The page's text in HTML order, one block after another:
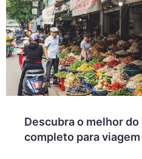
Descubra o melhor
completo para viagem